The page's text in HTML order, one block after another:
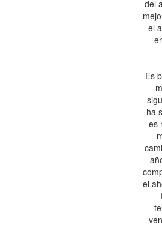
del
el
Es
ha
es
el